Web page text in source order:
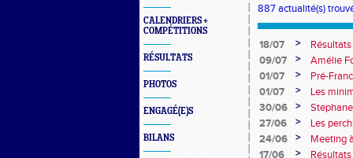
CALENDRIERS +
COMPÉTITIONS
RÉSULTATS
PHOTOS
ENGAGÉ(E)S
BILANS
887 actualité(s)
18/07 >
09/07
>
Amélie
01/07
>
Pré-
01/07
>
Les
30/06
>
(Brésil)
27/06 >
Les
24/06
>
Meeting
en
17/06 >